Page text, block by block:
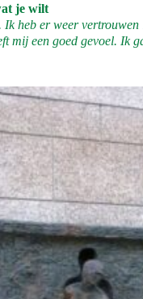
je wilt
heb er weer vertrouwen
mij een goed gevoel. Ik